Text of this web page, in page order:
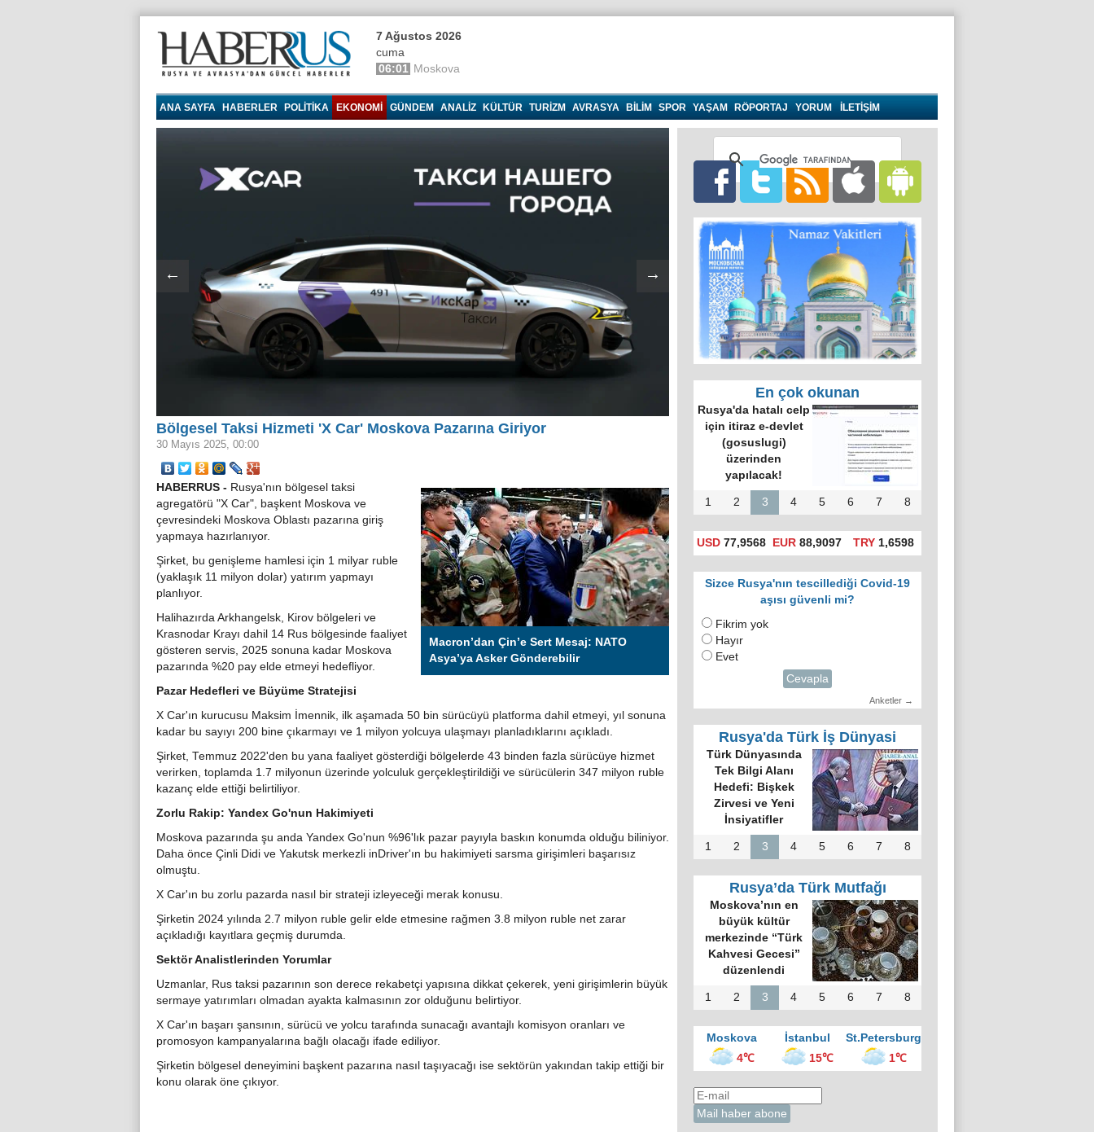
7 Ağustos 2026
cuma
06:01 Moskova
ANA SAYFA HABERLER POLITIKA EKONOMI GÜNDEM ANALIZ KÜLTÜR TURIZM AVRASYA BILIM SPOR YAŞAM RÖPORTAJ YORUM İLETİŞİM
← →
Bölgesel Taksi Hizmeti 'X Car' Moskova Pazarına Giriyor
30 Mayıs 2025, 00:00
Macron’dan Çin’e Sert Mesaj: NATO
Asya’ya Asker Gönderebilir
HABERRUS - Rusya'nın bölgesel taksi
agregatörü "X Car", başkent Moskova ve
çevresindeki Moskova Oblastı pazarına giriş
yapmaya hazırlanıyor.
Şirket, bu genişleme hamlesi için 1 milyar ruble
(yaklaşık 11 milyon dolar) yatırım yapmayı
planlıyor.
Halihazırda Arkhangelsk, Kirov bölgeleri ve
Krasnodar Krayı dahil 14 Rus bölgesinde faaliyet
gösteren servis, 2025 sonuna kadar Moskova
pazarında %20 pay elde etmeyi hedefliyor.
Pazar Hedefleri ve Büyüme Stratejisi
X Car'ın kurucusu Maksim İmennik, ilk aşamada 50 bin sürücüyü platforma dahil etmeyi, yıl sonuna
kadar bu sayıyı 200 bine çıkarmayı ve 1 milyon yolcuya ulaşmayı planladıklarını açıkladı.
Şirket, Temmuz 2022'den bu yana faaliyet gösterdiği bölgelerde 43 binden fazla sürücüye hizmet
verirken, toplamda 1.7 milyonun üzerinde yolculuk gerçekleştirildiği ve sürücülerin 347 milyon ruble
kazanç elde ettiği belirtiliyor.
Zorlu Rakip: Yandex Go'nun Hakimiyeti
Moskova pazarında şu anda Yandex Go'nun %96'lık pazar payıyla baskın konumda olduğu biliniyor.
Daha önce Çinli Didi ve Yakutsk merkezli inDriver'ın bu hakimiyeti sarsma girişimleri başarısız
olmuştu.
X Car'ın bu zorlu pazarda nasıl bir strateji izleyeceği merak konusu.
Şirketin 2024 yılında 2.7 milyon ruble gelir elde etmesine rağmen 3.8 milyon ruble net zarar
açıkladığı kayıtlara geçmiş durumda.
Sektör Analistlerinden Yorumlar
Uzmanlar, Rus taksi pazarının son derece rekabetçi yapısına dikkat çekerek, yeni girişimlerin büyük
sermaye yatırımları olmadan ayakta kalmasının zor olduğunu belirtiyor.
X Car'ın başarı şansının, sürücü ve yolcu tarafında sunacağı avantajlı komisyon oranları ve
promosyon kampanyalarına bağlı olacağı ifade ediliyor.
Şirketin bölgesel deneyimini başkent pazarına nasıl taşıyacağı ise sektörün yakından takip ettiği bir
konu olarak öne çıkıyor.
En çok okunan
Rusya'da hatalı celp
için itiraz e-devlet
(gosuslugi)
üzerinden
yapılacak!
1 2 3 4 5 6 7 8
USD 77,9568 EUR 88,9097 TRY1,6598
Sizce Rusya'nın tescillediği Covid-19
aşısı güvenli mi?
Fikrim yok
Hayır
Evet
Cevapla
Anketler →
Rusya'da Türk İş Dünyasi
Türk Dünyasında
Tek Bilgi Alanı
Hedefi: Bişkek
Zirvesi ve Yeni
İnsiyatifler
1 2 3 4 5 6 7 8
Rusya’da Türk Mutfağı
Moskova’nın en
büyük kültür
merkezinde “Türk
Kahvesi Gecesi”
düzenlendi
1 2 3 4 5 6 7 8
Moskova İstanbul
St.Petersburg
4℃
15℃ 1℃